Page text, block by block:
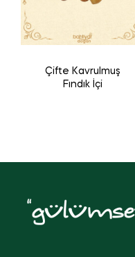
Çifte Kavrulmuş
Fındık İçi